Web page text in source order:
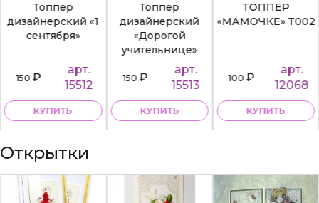
Топпер
дизайнерский «1
сентября»
150₽
арт.
15512
КУПИТЬ
Топпер
дизайнерский
«Дорогой
учительнице»
150₽
арт.
15513
КУПИТЬ
ТОППЕР
«МАМОЧКЕ» Т002
100₽
арт.
12068
КУПИТЬ
Открытки